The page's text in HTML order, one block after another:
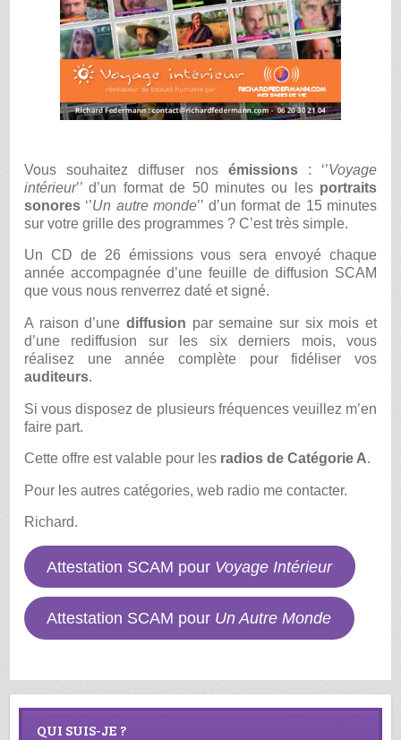
Vous souhaitez diffuser nos émissions: ‘’Voyage
intérieur’’ d’un format de 50 minutes ou les portraits
sonores‘’Un autre monde’’ d’un format de 15 minutes
sur votre grille des programmes ? C’est très simple.
Un CD de 26 émissions vous sera envoyé chaque
année accompagnée d’une feuille de diffusion SCAM
que vous nous renverrez daté et signé.
A raison d’une diffusion par semaine sur six mois et
d’une rediffusion sur les six derniers mois, vous
réalisez une année complète pour fidéliser vos
auditeurs.
Si vous disposez de plusieurs fréquences veuillez m’en
faire part.
Cette offre est valable pour les radios de Catégorie A.
Pour les autres catégories, web radio me contacter.
Richard.
Attestation SCAM pour Voyage Intérieur
Attestation SCAM pour Un Autre Monde
QUI SUIS-JE ?